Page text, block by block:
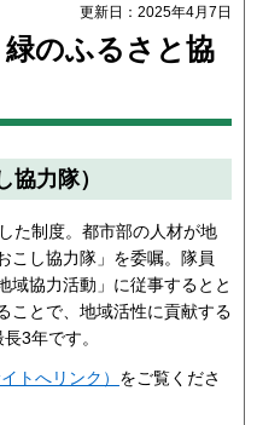
更新日：2025年4月7日
のふるさと協
力隊）
た制度。都市部の人材が地
こし協力隊」を委嘱。隊員
域協力活動」に従事するとと
ことで、地域活性に貢献する
3年です。
トへリンク） をご覧くださ